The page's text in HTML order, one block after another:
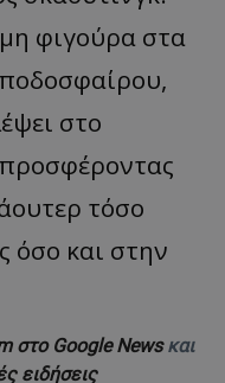
φιγούρα στα
στο
τόσο
όσο και στην
στο Google Newsκαι
ειδήσεις